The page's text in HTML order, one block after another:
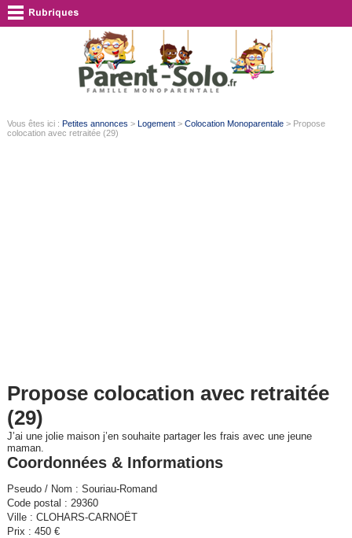
Vous êtes ici : Petites annonces > Logement> Colocation Monoparentale> Propose
colocation avec retraitée (29)
Propose colocation avec retraitée
(29)
J’ai une jolie maison j’en souhaite partager les frais avec une jeune
maman.
Coordonnées & Informations
Pseudo / Nom : Souriau-Romand
Code postal : 29360
Ville : CLOHARS-CARNOËT
Prix : 450 €